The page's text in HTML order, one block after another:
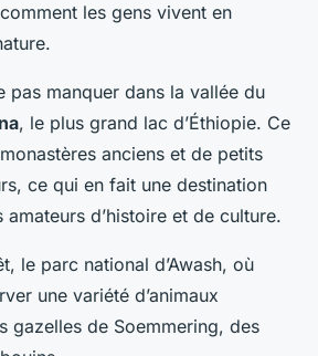
les gens vivent en
pas manquer dans la vallée du
, le plus grand lac d’Éthiopie. Ce
anciens et de petits
ce qui en fait une destination
d’histoire et de culture.
le parc national d’Awash, où
une variété d’animaux
gazelles de Soemmering, des